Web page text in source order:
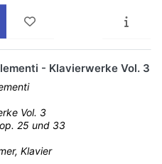
- Klavierwerke Vol. 3
Vol. 3
25 und 33
Klavier